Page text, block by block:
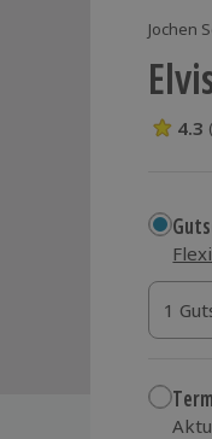
Jochen
4.3
4.3
1
1
1